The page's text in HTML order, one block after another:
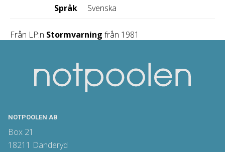
Språk
Svenska
Från LP:n Stormvarning från 1981
NOTPOOLEN AB
Box 21
18211 Danderyd